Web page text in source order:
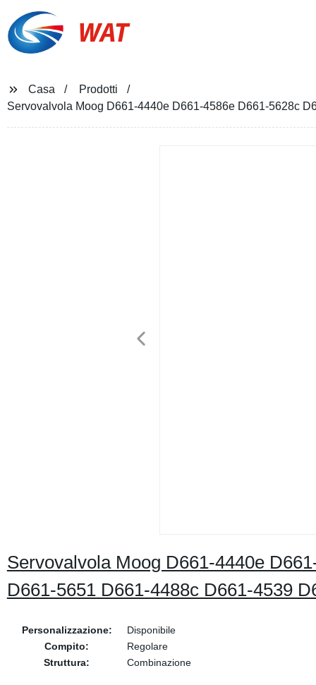
WAT
Casa
Prodotti
Servovalvola Moog D661-4440e D661-4586e D661-5628c
Servovalvola Moog D661-4440e
D661-5651 D661-4488c D661-4539
Personalizzazione:
Disponibile
Compito:
Regolare
Struttura:
Combinazione